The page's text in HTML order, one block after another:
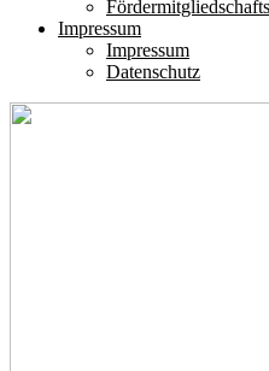
Impressum
Impressum
Datenschutz